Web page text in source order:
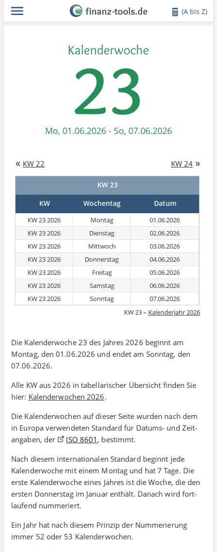
finanz-tools.de (A bis Z)
Kalenderwoche
23
Mo, 01.06.2026 - So, 07.06.2026
« KW 22 KW 24»
KW 23
KW
Wochentag Datum
KW 23 2026 Montag
01.06.2026
KW 23 2026
Dienstag
02.06.2026
KW 23 2026
Mittwoch
03.06.2026
KW 23 2026
Donnerstag
04.06.2026
KW 23 2026
Freitag
05.06.2026
KW 23 2026
Samstag
06.06.2026
KW 23 2026
Sonntag
07.06.2026
KW 23 – Kalenderjahr 2026
Die Kalenderwoche 23 des Jahres 2026 beginnt am
Montag, den 01.06.2026 und endet am Sonntag, den
07.06.2026.
Alle KW aus 2026 in tabellarischer Übersicht finden Sie
hier: Kalenderwochen 2026.
Die Kalenderwochen auf dieser Seite wurden nach dem
in Europa verwen­deten Standard für Datums- und Zeit­
angaben, der
ISO 8601 , bestimmt.
Nach diesem inter­natio­nalen Stan­dard beginnt jede
Kalenderwoche mit einem Montag und hat 7 Tage. Die
erste Kalender­woche eines Jahres ist die Woche, die den
ersten Donner­stag im Januar enthält. Danach wird fort­
laufend nummeriert.
Ein Jahr hat nach diesem Prinzip der Nummerierung
immer 52 oder 53 Kalenderwochen.